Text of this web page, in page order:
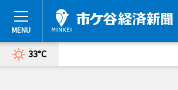
33°C